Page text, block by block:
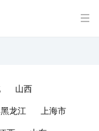
山西
黑龙江
上海市